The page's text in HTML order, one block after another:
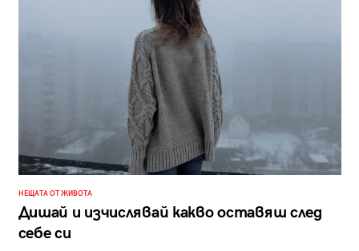
НЕЩАТА ОТ ЖИВОТА
Дишай и изчислявай какво оставяш след
себе си